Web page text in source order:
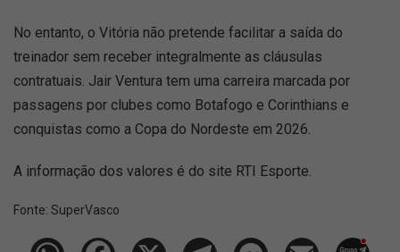
No entanto, o Vitória não pretende facilitar a saída do
treinador sem receber integralmente as cláusulas
contratuais. Jair Ventura tem uma carreira marcada por
passagens por clubes como Botafogo e Corinthians e
conquistas como a Copa do Nordeste em 2026.
A informação dos valores é do site RTI Esporte.
Fonte: SuperVasco‎‎‎‎‎‎